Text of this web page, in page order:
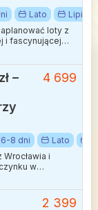
Lato
Lipiec
loty z
i fascynującej
przesiadką w
strony. Taka
wakacje w
–
4 699
6-8 dni Lato
i
w
2 399